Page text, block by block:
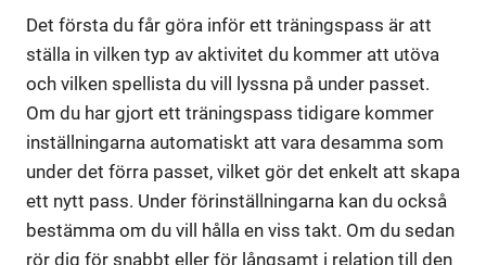
Det första du får göra inför ett träningspass är att
ställa in vilken typ av aktivitet du kommer att utöva
och vilken spellista du vill lyssna på under passet.
Om du har gjort ett träningspass tidigare kommer
inställningarna automatiskt att vara desamma som
under det förra passet, vilket gör det enkelt att skapa
ett nytt pass. Under förinställningarna kan du också
bestämma om du vill hålla en viss takt. Om du sedan
rör dig för snabbt eller för långsamt i relation till den